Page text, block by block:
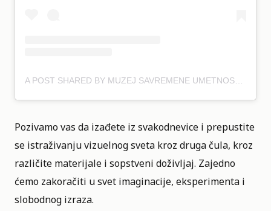
A POST SHARED BY MUZEJ SAVREMENE UMETNOSTI BGD (@MSUB_MOCAB)
Pozivamo vas da izađete iz svakodnevice i prepustite
se istraživanju vizuelnog sveta kroz druga čula, kroz
različite materijale i sopstveni doživljaj. Zajedno
ćemo zakoračiti u svet imaginacije, eksperimenta i
slobodnog izraza.